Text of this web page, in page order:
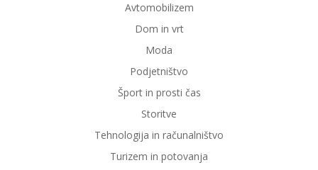
Avtomobilizem
Dom in vrt
Moda
Podjetništvo
Šport in prosti čas
Storitve
Tehnologija in računalništvo
Turizem in potovanja